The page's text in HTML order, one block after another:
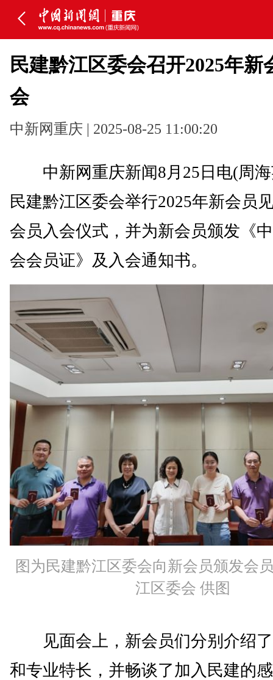
民建黔江区委会召开2025年新
会
中新网重庆 | 2025-08-25 11:00:20
中新网重庆新闻8月25日电(周海
民建黔江区委会举行2025年新会员
会员入会仪式，并为新会员颁发《
会会员证》及入会通知书。
图为民建黔江区委会向新会员颁发会
江区委会 供图
见面会上，新会员们分别介绍了
和专业特长，并畅谈了加入民建的